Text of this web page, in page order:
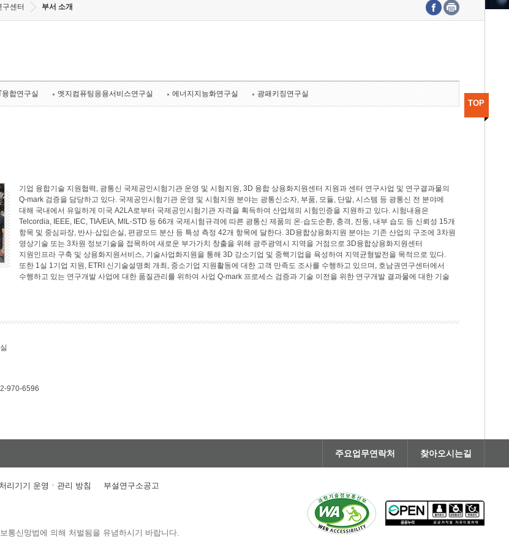
기획본부
구센터 부서 소개
융합연구실 엣지컴퓨팅응용서비스연구실 에너지지능화연구실 광패키징연구실
기업 융합기술 지원협력, 광통신 국제공인시험기관 운영 및 시험지원, 3D 융합 상용화지원센터 지원과 센터 연구사업 및 연구결과물의
Q-mark 검증을 담당하고 있다. 국제공인시험기관 운영 및 시험지원 분야는 광통신소자, 부품, 모듈, 단말, 시스템 등 광통신 전 분야에
대해 국내에서 유일하게 미국 A2LA로부터 국제공인시험기관 자격을 획득하여 산업체의 시험인증을 지원하고 있다. 시험내용은
Telcordia, IEEE, IEC, TIA/EIA, MIL-STD 등 66개 국제시험규격에 따른 광통신 제품의 온·습도순환, 충격, 진동, 내부 습도 등 신뢰성 15개
항목 및 중심파장, 반사·삽입손실, 편광모드 분산 등 특성 측정 42개 항목에 달한다. 3D융합상용화지원 분야는 기존 산업의 구조에 3차원
영상기술 또는 3차원 정보기술을 접목하여 새로운 부가가치 창출을 위해 광주광역시 지역을 거점으로 3D융합상용화지원센터
지원인프라 구축 및 상용화지원서비스, 기술사업화지원을 통해 3D 강소기업 및 중핵기업을 육성하여 지역균형발전을 목적으로 있다.
또한 1실 1기업 지원, ETRI 신기술설명회 개최, 중소기업 지원활동에 대한 고객 만족도 조사를 수행하고 있으며, 호남권연구센터에서
수행하고 있는 연구개발 사업에 대한 품질관리를 위하여 사업 Q-mark 프로세스 검증과 기술 이전을 위한 연구개발 결과물에 대한 기술
970-6596
TOP
주요업무연락처 찾아오시는길
리기기 운영ㆍ관리 방침 부설연구소공고
통신망법에 의해 처벌됨을 유념하시기 바랍니다.